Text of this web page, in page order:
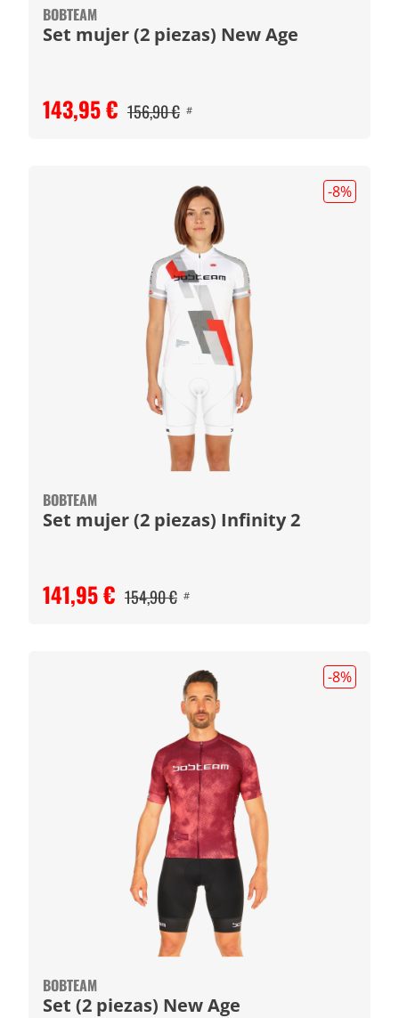
BOBTEAM
Set mujer (2 piezas) New Age
143,95 € 156,90 € #
-8%
BOBTEAM
Set mujer (2 piezas) Infinity 2
141,95 € 154,90 € #
-8%
BOBTEAM
Set (2 piezas) New Age